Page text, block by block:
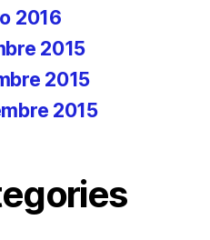
2016
2015
2015
2015